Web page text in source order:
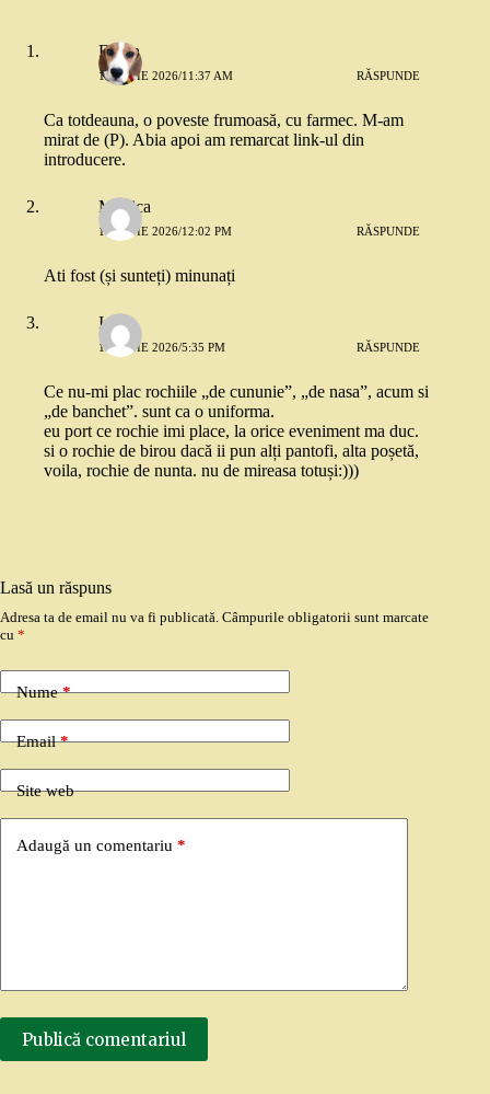
Florin
16 IUNIE 2026/11:37 AM RĂSPUNDE
Ca totdeauna, o poveste frumoasă, cu farmec. M-am
mirat de (P). Abia apoi am remarcat link-ul din
introducere.
Monica
16 IUNIE 2026/12:02 PM RĂSPUNDE
Ati fost (și sunteți) minunați
Irina
17 IUNIE 2026/5:35 PM RĂSPUNDE
Ce nu-mi plac rochiile „de cununie”, „de nasa”, acum si
„de banchet”. sunt ca o uniforma.
eu port ce rochie imi place, la orice eveniment ma duc.
si o rochie de birou dacă ii pun alți pantofi, alta poșetă,
voila, rochie de nunta. nu de mireasa totuși:)))
Lasă un răspuns
Adresa ta de email nu va fi publicată. Câmpurile obligatorii sunt marcate
cu *
Nume*
Email*
Site web
Adaugă un comentariu *
Publică comentariul